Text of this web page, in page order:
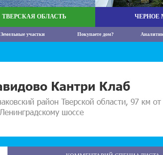
ТВЕРСКАЯ ОБЛАСТЬ ЧЕРНОЕ
Земельные участки Покупаете дом?